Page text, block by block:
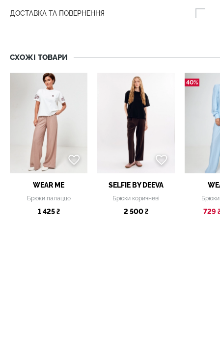
ДОСТАВКА ТА ПОВЕРНЕННЯ
СХОЖІ ТОВАРИ
WEAR ME
Брюки палаццо
1 425 ₴
SELFIE BY DEEVA
Брюки коричневі
2 500 ₴
40%
Брюки
729